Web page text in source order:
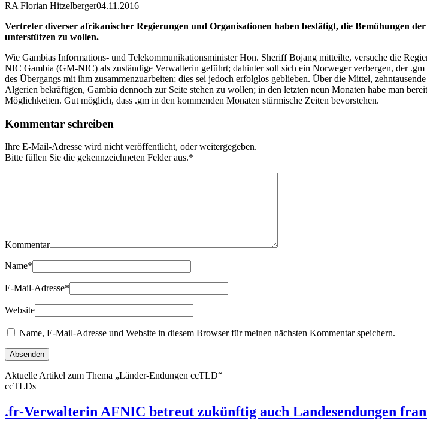
RA Florian Hitzelberger04.11.2016
Vertreter diverser afrikanischer Regierungen und Organisationen haben bestätigt, die Bemühungen
unterstützen zu wollen.
Wie Gambias Informations- und Telekommunikationsminister Hon. Sheriff Bojang mitteilte, versuche die
NIC Gambia (GM-NIC) als zuständige Verwalterin geführt; dahinter soll sich ein Norweger verbergen, der
des Übergangs mit ihm zusammenzuarbeiten; dies sei jedoch erfolglos geblieben. Über die Mittel,
Algerien bekräftigen, Gambia dennoch zur Seite stehen zu wollen; in den letzten neun Monaten habe man
Möglichkeiten. Gut möglich, dass .gm in den kommenden Monaten stürmische Zeiten bevorstehen.
Kommentar schreiben
Ihre E-Mail-Adresse wird nicht veröffentlicht, oder weitergegeben.
Bitte füllen Sie die gekennzeichneten Felder aus.*
Kommentar
Name*
E-Mail-Adresse*
Website
Name, E-Mail-Adresse und Website in diesem Browser für meinen nächsten Kommentar speichern.
Aktuelle Artikel zum Thema „Länder-Endungen ccTLD“
ccTLDs
.fr-Verwalterin AFNIC betreut zukünftig auch Landesendungen